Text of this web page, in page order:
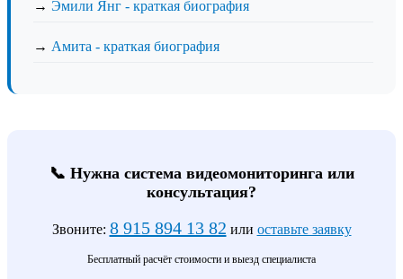
→ Эмили Янг - краткая биография
→ Амита - краткая биография
📞 Нужна система видеомониторинга или
консультация?
Звоните: 8 915 894 13 82 или оставьте заявку
Бесплатный расчёт стоимости и выезд специалиста